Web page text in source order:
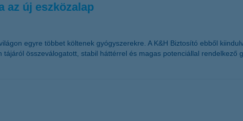
az új eszközalap
egyre többet költenek gyógyszerekre. A K&H Biztosító ebből
összeválogatott, stabil háttérrel és magas potenciállal rendelkező